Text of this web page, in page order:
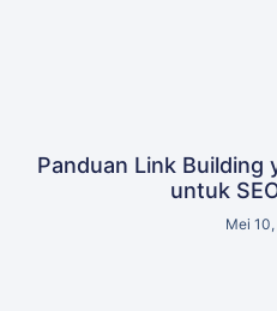
Panduan Link Building
untuk
Mei